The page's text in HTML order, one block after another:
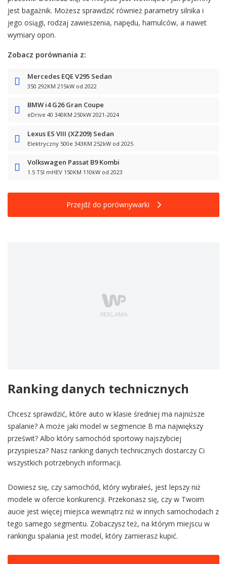
jest bagażnik. Możesz sprawdzić również parametry silnika i
jego osiągi, rodzaj zawieszenia, napędu, hamulców, a nawet
wymiary opon.
Zobacz porównania z:
Mercedes EQE V295 Sedan
350 292KM 215kW od 2022
BMW i4 G26 Gran Coupe
eDrive 40 340KM 250kW 2021-2024
Lexus ES VIII (XZ209) Sedan
Elektryczny 500e 343KM 252kW od 2025
Volkswagen Passat B9 Kombi
1.5 TSI mHEV 150KM 110kW od 2023
Przejdź do porównywarki
Ranking danych technicznych
Chcesz sprawdzić, które auto w klasie średniej ma najniższe
spalanie? A może jaki model w segmencie B ma największy
prześwit? Albo który samochód sportowy najszybciej
przyspiesza? Nasz ranking danych technicznych dostarczy Ci
wszystkich potrzebnych informacji.
Dowiesz się, czy samochód, który wybrałeś, jest lepszy niż
modele w ofercie konkurencji. Przekonasz się, czy w Twoim
aucie jest więcej miejsca wewnątrz niż w innych samochodach z
tego samego segmentu. Zobaczysz też, na którym miejscu w
rankingu spalania jest model, który zamierasz kupić.